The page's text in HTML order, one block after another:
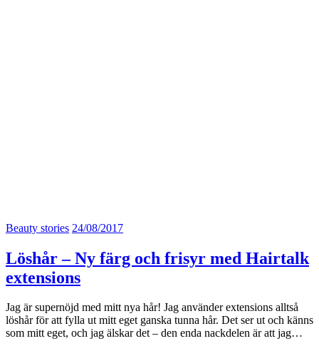
Beauty stories 24/08/2017
Löshår – Ny färg och frisyr med Hairtalk
extensions
Jag är supernöjd med mitt nya hår! Jag använder extensions alltså
löshår för att fylla ut mitt eget ganska tunna hår. Det ser ut och känns
som mitt eget, och jag älskar det – den enda nackdelen är att jag…